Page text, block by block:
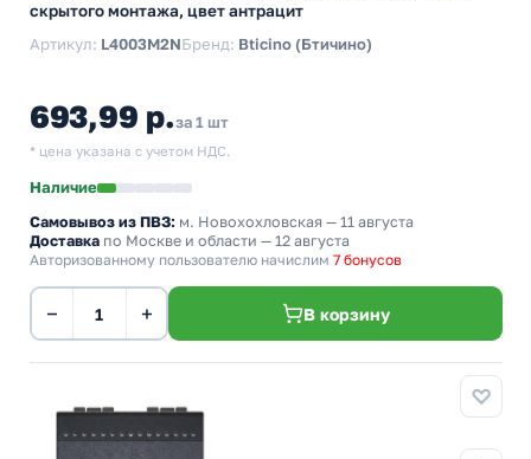
скрытого монтажа, цвет антрацит
Артикул: L4003M2NБренд: Bticino (Бтичино)
693,99 р.за 1 шт
* цена указана с учетом НДС.
Наличие
Самовывоз из ПВЗ: м. Новохохловская — 11 августа
Доставка по Москве и области — 12 августа
Авторизованному пользователю начислим 7 бонусов
− + В корзину